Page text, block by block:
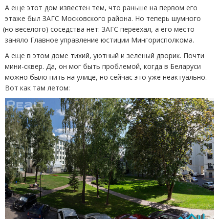
А еще этот дом известен тем, что раньше на первом его
этаже был ЗАГС Московского района. Но теперь шумного
(но веселого) соседства нет: ЗАГС переехал, а его место
заняло Главное управление юстиции Мингорисполкома.
А еще в этом доме тихий, уютный и зеленый дворик. Почти
мини-сквер. Да, он мог быть проблемой, когда в Беларуси
можно было пить на улице, но сейчас это уже неактуально.
Вот как там летом: